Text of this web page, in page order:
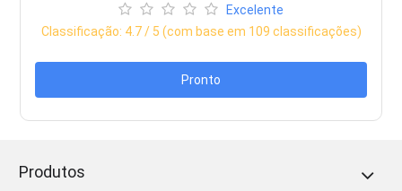
Excelente
Classificação: 4.7/ 5 (com base em 109 classificações)
Pronto
Produtos